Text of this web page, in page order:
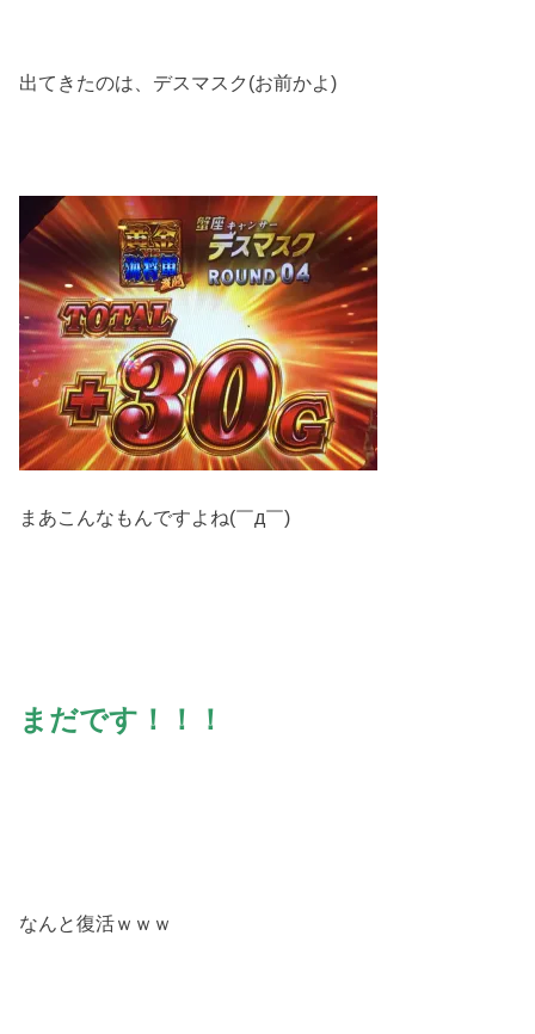
出てきたのは、デスマスク(お前かよ)
まあこんなもんですよね(￣д￣)
まだです！！！
なんと復活ｗｗｗ